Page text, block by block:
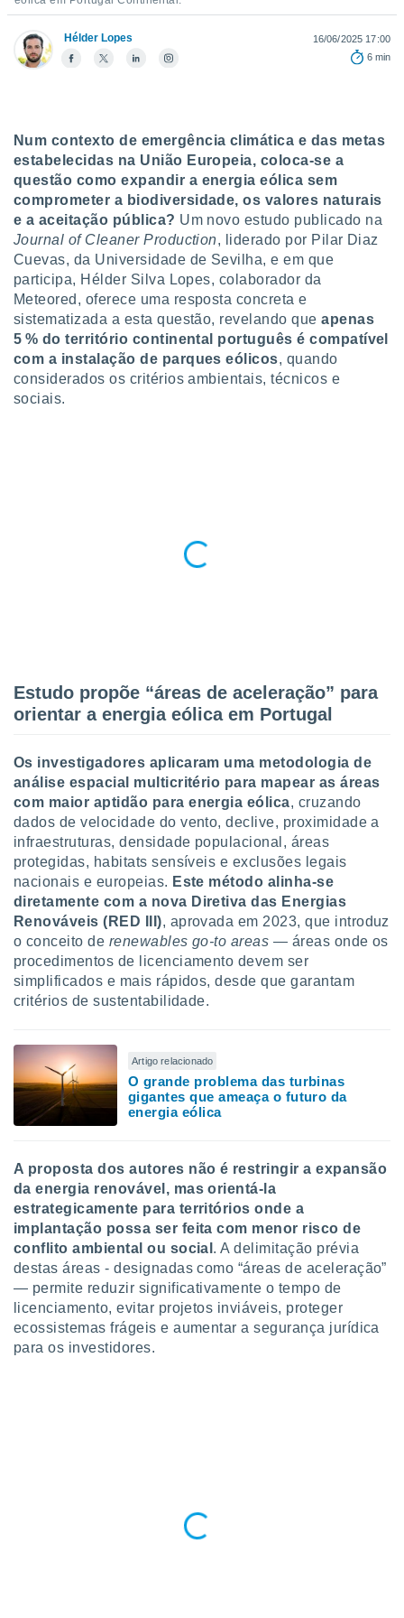
lhe
com
a
cookies
parte
a
Pode
de
ao
através
nós e
únicos
para
como a
este sitio
IP e
seus
com
qual se
tal,
seu
qualquer
em “
na
Hélder Lopes
16/06/2025 17:00
6 min
Num contexto de emergência climática e das metas
estabelecidas na União Europeia, coloca-se a
questão como expandir a energia eólica sem
comprometer a biodiversidade, os valores naturais
e a aceitação pública? Um novo estudo publicado na
Journal of Cleaner Production, liderado por Pilar Diaz
Cuevas, da Universidade de Sevilha, e em que
participa, Hélder Silva Lopes, colaborador da
Meteored, oferece uma resposta concreta e
sistematizada a esta questão, revelando queapenas
5 % do território continental português é compatível
com a instalação de parques eólicos, quando
considerados os critérios ambientais, técnicos e
sociais.
Estudo propõe “áreas de aceleração” para
orientar a energia eólica em Portugal
Os investigadores aplicaram uma metodologia de
análise espacial multicritério para mapear as áreas
com maior aptidão para energia eólica, cruzando
dados de velocidade do vento, declive, proximidade a
infraestruturas, densidade populacional, áreas
protegidas, habitats sensíveis e exclusões legais
nacionais e europeias. Este método alinha-se
diretamente com a nova Diretiva das Energias
Renováveis (RED III), aprovada em 2023, que introduz
o conceito de renewables go-to areas — áreas onde os
procedimentos de licenciamento devem ser
simplificados e mais rápidos, desde que garantam
critérios de sustentabilidade.
Artigo relacionado
O grande problema das turbinas
gigantes que ameaça o futuro da
energia eólica
A proposta dos autores não é restringir a expansão
da energia renovável, mas orientá-la
estrategicamente para territórios onde a
implantação possa ser feita com menor risco de
conflito ambiental ou social . A delimitação prévia
destas áreas - designadas como “áreas de aceleração”
— permite reduzir significativamente o tempo de
licenciamento, evitar projetos inviáveis, proteger
ecossistemas frágeis e aumentar a segurança jurídica
para os investidores.